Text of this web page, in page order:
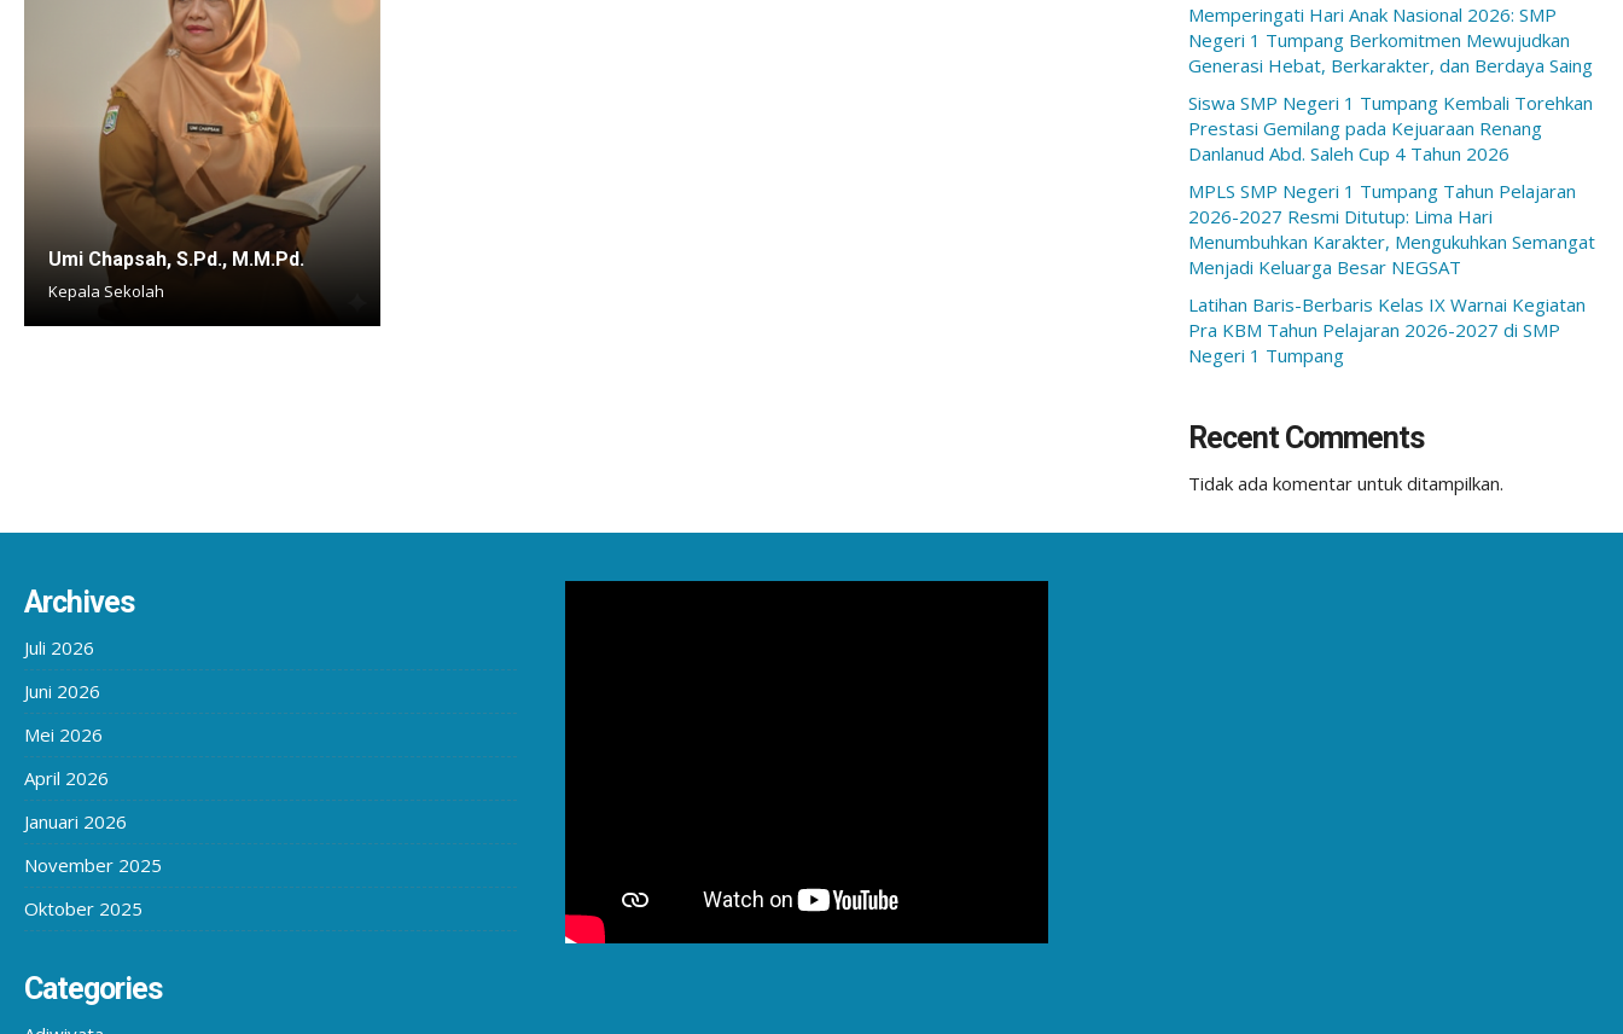
Umi Chapsah, S.Pd., M.M.Pd.
Kepala Sekolah
Memperingati Hari Anak Nasional 2026: SMP
Negeri 1 Tumpang Berkomitmen Mewujudkan
Generasi Hebat, Berkarakter, dan Berdaya Saing
Siswa SMP Negeri 1 Tumpang Kembali Torehkan
Prestasi Gemilang pada Kejuaraan Renang
Danlanud Abd. Saleh Cup 4 Tahun 2026
MPLS SMP Negeri 1 Tumpang Tahun Pelajaran
2026-2027 Resmi Ditutup: Lima Hari
Menumbuhkan Karakter, Mengukuhkan Semangat
Menjadi Keluarga Besar NEGSAT
Latihan Baris-Berbaris Kelas IX Warnai Kegiatan
Pra KBM Tahun Pelajaran 2026-2027 di SMP
Negeri 1 Tumpang
Recent Comments
Tidak ada komentar untuk ditampilkan.
Archives
Juli 2026
Juni 2026
Mei 2026
April 2026
Januari 2026
November 2025
Oktober 2025
Categories